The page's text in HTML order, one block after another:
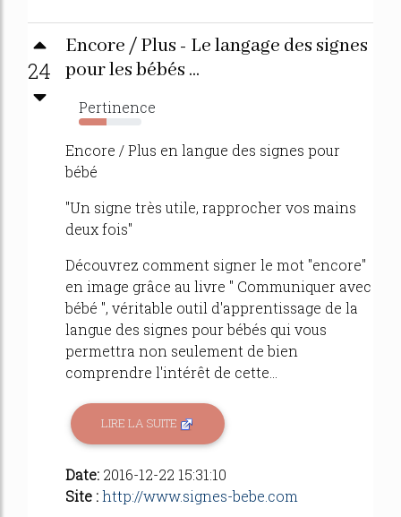
24
Encore / Plus - Le langage des signes
pour les bébés ...
Pertinence
44%
Encore / Plus en langue des signes pour
bébé
"Un signe très utile, rapprocher vos mains
deux fois"
Découvrez comment signer le mot "encore"
en image grâce au livre " Communiquer avec
bébé ", véritable outil d'apprentissage de la
langue des signes pour bébés qui vous
permettra non seulement de bien
comprendre l'intérêt de cette...
LIRE LA SUITE
Date: 2016-12-22 15:31:10
Site :http://www.signes-bebe.com